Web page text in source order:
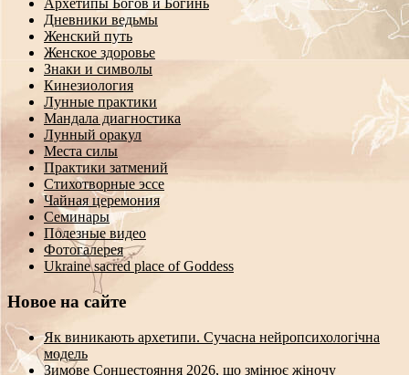
Архетипы Богов и Богинь
Дневники ведьмы
Женский путь
Женское здоровье
Знаки и символы
Кинезиология
Лунные практики
Мандала диагностика
Лунный оракул
Места силы
Практики затмений
Стихотворные эссе
Чайная церемония
Семинары
Полезные видео
Фотогалерея
Ukraine sacred place of Goddess
Новое на сайте
Як виникають архетипи. Сучасна нейропсихологічна
модель
Зимове Сонцестояння 2026, що змінює жіночу